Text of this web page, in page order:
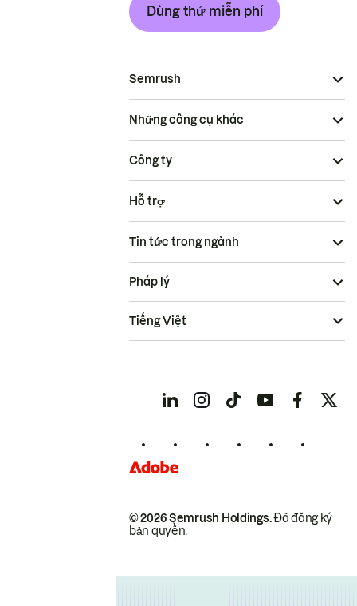
Dùng thử miễn phí
Semrush
Những công cụ khác
Công ty
Hỗ trợ
Tin tức trong ngành
© 2026 Semrush Holdings.Đã đăng ký
bản quyền.
Pháp lý
Tiếng Việt